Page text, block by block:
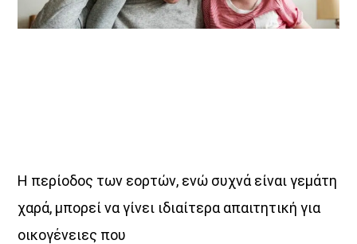
Η περίοδος των εορτών, ενώ συχνά είναι γεμάτη
χαρά, μπορεί να γίνει ιδιαίτερα απαιτητική για
οικογένειες που